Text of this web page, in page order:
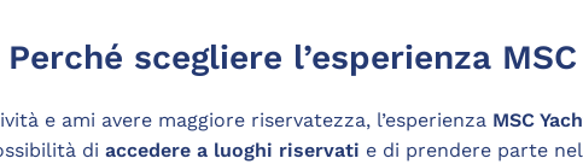
Perché scegliere l’esperienza
e ami avere maggiore riservatezza, l’esperienza MSC
di accedere a luoghi riservati e di prendere parte